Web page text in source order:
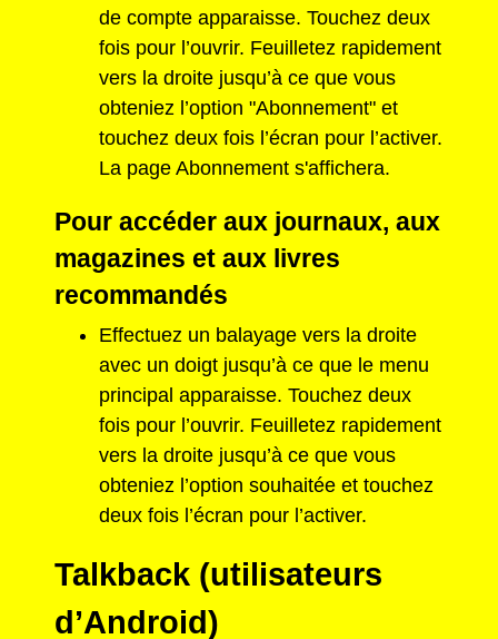
de compte apparaisse. Touchez deux
fois pour l’ouvrir. Feuilletez rapidement
vers la droite jusqu’à ce que vous
obteniez l’option "Abonnement" et
touchez deux fois l’écran pour l’activer.
La page Abonnement s'affichera.
Pour accéder aux journaux, aux
magazines et aux livres
recommandés
Effectuez un balayage vers la droite
avec un doigt jusqu’à ce que le menu
principal apparaisse. Touchez deux
fois pour l’ouvrir. Feuilletez rapidement
vers la droite jusqu’à ce que vous
obteniez l’option souhaitée et touchez
deux fois l’écran pour l’activer.
Talkback (utilisateurs
d’Android)